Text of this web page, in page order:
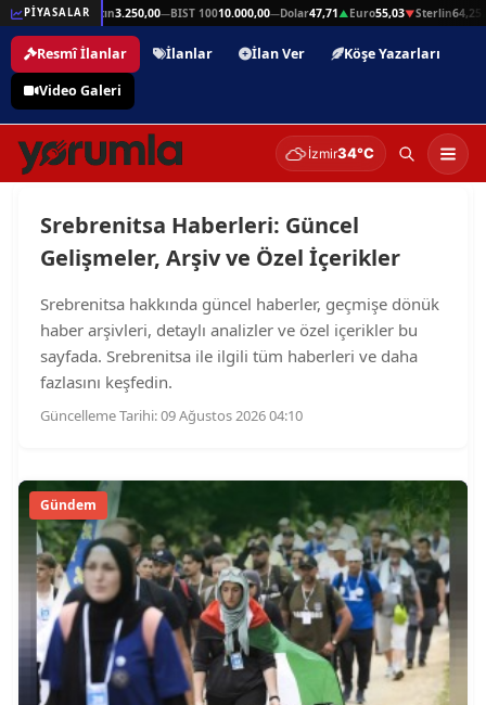
PİYASALAR
64,25▲Gram Altın3.250,00—BIST 10010.000,00—Dolar47,71▲Euro55,03▼Sterlin64,25
Resmî İlanlar İlanlar İlan Ver
Köşe Yazarları
Video Galeri
İzmir34°C
Srebrenitsa Haberleri: Güncel
Gelişmeler, Arşiv ve Özel İçerikler
Srebrenitsa hakkında güncel haberler, geçmişe dönük
haber arşivleri, detaylı analizler ve özel içerikler bu
sayfada. Srebrenitsa ile ilgili tüm haberleri ve daha
fazlasını keşfedin.
Güncelleme Tarihi: 09 Ağustos 2026 04:10
Gündem